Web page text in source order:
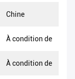
Chine
À condition de
À condition de